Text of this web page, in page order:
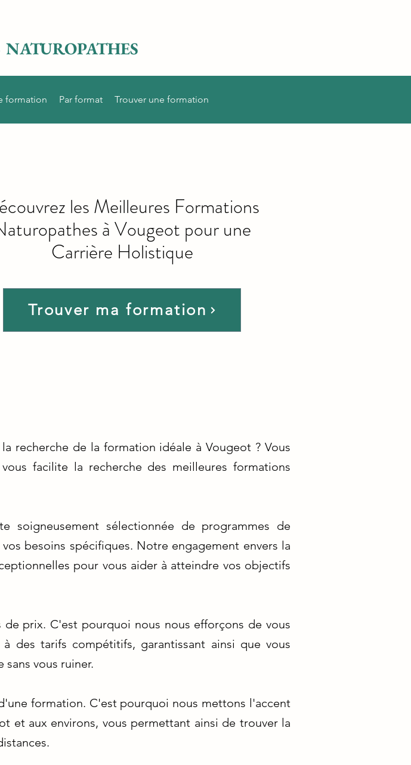
formation Par format Trouver une formation
Trouver ma formation
les Meilleures Formations
à Vougeot pour une
Carrière Holistique
recherche de la formation idéale à Vougeot ? Vous
facilite la recherche des meilleures formations
soigneusement sélectionnée de programmes de
besoins spécifiques. Notre engagement envers la
pour vous aider à atteindre vos objectifs
prix. C'est pourquoi nous nous efforçons de vous
des tarifs compétitifs, garantissant ainsi que vous
vous ruiner.
formation. C'est pourquoi nous mettons l'accent
et aux environs, vous permettant ainsi de trouver la